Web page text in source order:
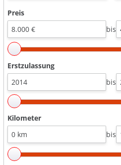
Preis
bis
Erstzulassung
bis
Kilometer
bis